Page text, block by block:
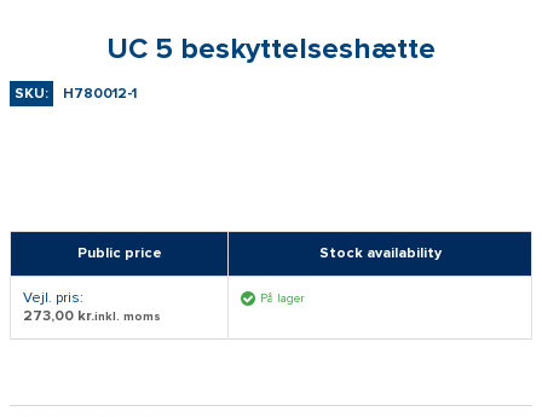
UC 5 beskyttelseshætte
SKU: H780012-1
Public price Stock availability
Vejl. pris:
273,00 kr.inkl. moms
På lager